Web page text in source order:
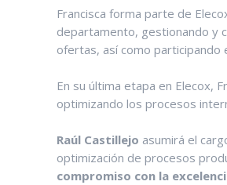
Francisca forma parte de
departamento, gestionando y
ofertas, así como participando
En su última etapa en Elecox,
optimizando los procesos
Raúl Castillejo asumirá el
optimización de procesos
compromiso con la excelenci